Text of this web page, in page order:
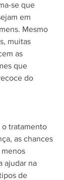
se que
em
Mesmo
muitas
as
que
do
tratamento
as chances
ajudar na
de